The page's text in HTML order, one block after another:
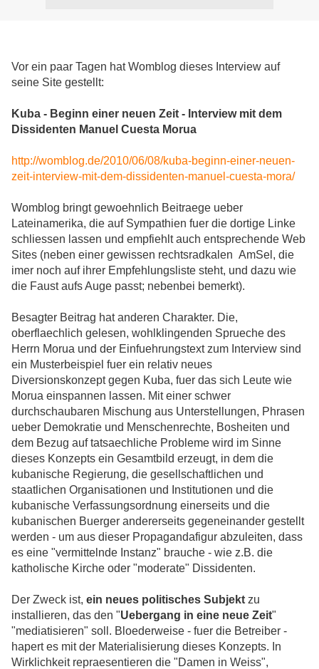
Vor ein paar Tagen hat Womblog dieses Interview auf
seine Site gestellt:
Kuba - Beginn einer neuen Zeit - Interview mit dem
Dissidenten Manuel Cuesta Morua
http://womblog.de/2010/06/08/kuba-beginn-einer-neuen-
zeit-interview-mit-dem-dissidenten-manuel-cuesta-mora/
Womblog bringt gewoehnlich Beitraege ueber
Lateinamerika, die auf Sympathien fuer die dortige Linke
schliessen lassen und empfiehlt auch entsprechende Web
Sites (neben einer gewissen rechtsradkalen AmSel, die
imer noch auf ihrer Empfehlungsliste steht, und dazu wie
die Faust aufs Auge passt; nebenbei bemerkt).
Besagter Beitrag hat anderen Charakter. Die,
oberflaechlich gelesen, wohlklingenden Sprueche des
Herrn Morua und der Einfuehrungstext zum Interview sind
ein Musterbeispiel fuer ein relativ neues
Diversionskonzept gegen Kuba, fuer das sich Leute wie
Morua einspannen lassen. Mit einer schwer
durchschaubaren Mischung aus Unterstellungen, Phrasen
ueber Demokratie und Menschenrechte, Bosheiten und
dem Bezug auf tatsaechliche Probleme wird im Sinne
dieses Konzepts ein Gesamtbild erzeugt, in dem die
kubanische Regierung, die gesellschaftlichen und
staatlichen Organisationen und Institutionen und die
kubanische Verfassungsordnung einerseits und die
kubanischen Buerger andererseits gegeneinander gestellt
werden - um aus dieser Propagandafigur abzuleiten, dass
es eine "vermittelnde Instanz" brauche - wie z.B. die
katholische Kirche oder "moderate" Dissidenten.
Der Zweck ist, ein neues politisches Subjekt zu
installieren, das den "Uebergang in eine neue Zeit"
"mediatisieren" soll. Bloederweise - fuer die Betreiber -
hapert es mit der Materialisierung dieses Konzepts. In
Wirklichkeit repraesentieren die "Damen in Weiss",